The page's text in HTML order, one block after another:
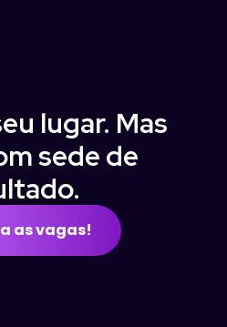
lugar. Mas
sede de
as vagas!